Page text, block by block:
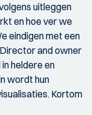
uitleggen
en hoe ver we
eindigen met een
and owner
heldere en
wordt hun
Kortom